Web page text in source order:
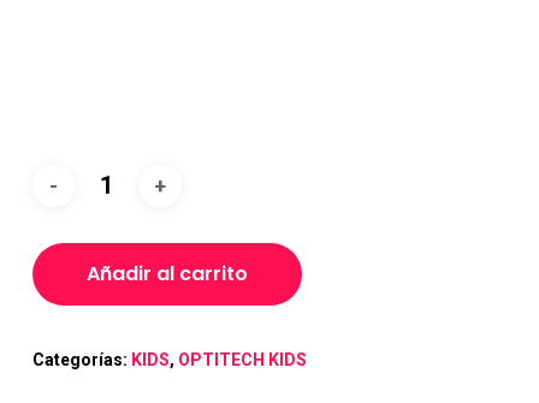
Añadir al carrito
Categorías: KIDS, OPTITECH KIDS